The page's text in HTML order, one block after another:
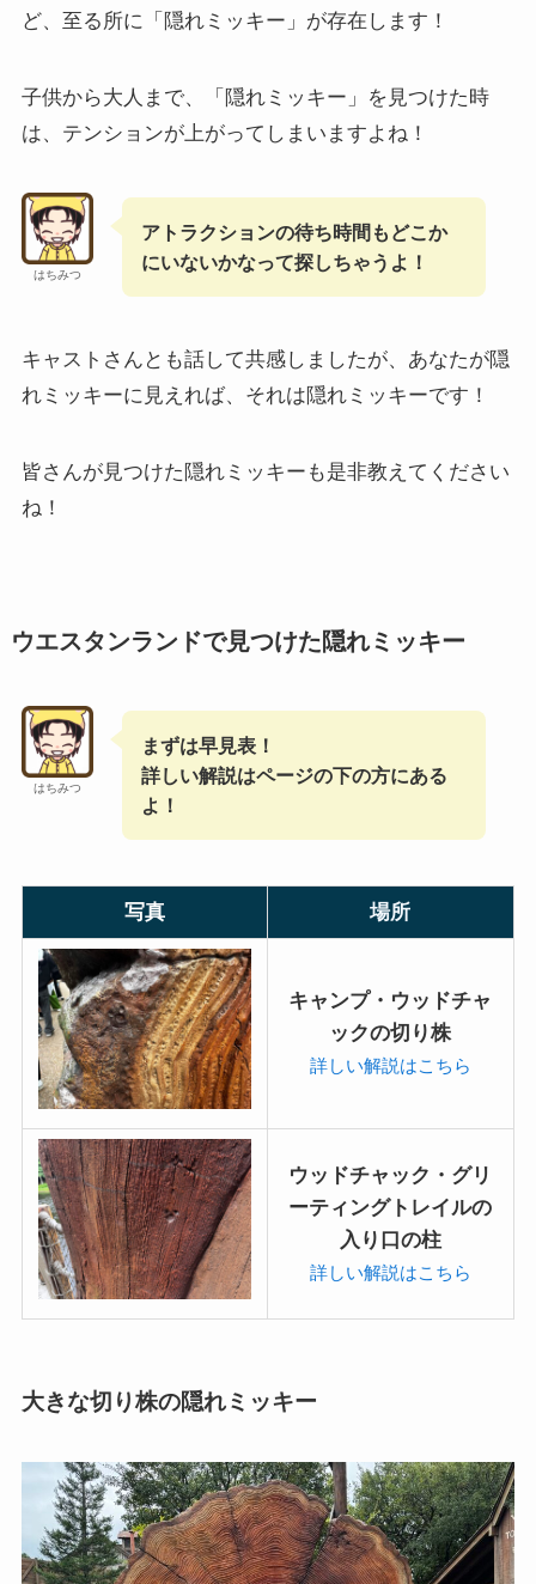
ど、至る所に「隠れミッキー」が存在します！
子供から大人まで、「隠れミッキー」を見つけた時
は、テンションが上がってしまいますよね！
はちみつ
アトラクションの待ち時間もどこか
にいないかなって探しちゃうよ！
キャストさんとも話して共感しましたが、あなたが隠
れミッキーに見えれば、それは隠れミッキーです！
皆さんが見つけた隠れミッキーも是非教えてください
ね！
ウエスタンランドで見つけた隠れミッキー
はちみつ
まずは早見表！
詳しい解説はページの下の方にある
よ！
写真 場所
キャンプ・ウッドチャ
ックの切り株
詳しい解説はこちら
ウッドチャック・グリ
ーティングトレイルの
入り口の柱
詳しい解説はこちら
大きな切り株の隠れミッキー